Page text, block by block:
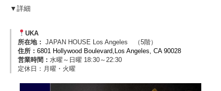
▼詳細
UKA
所在地： JAPAN HOUSE Los Angeles （5階）
住所：6801 Hollywood Boulevard,Los Angeles, CA 90028
営業時間： 水曜～日曜 18:30～22:30
定休日：月曜・火曜